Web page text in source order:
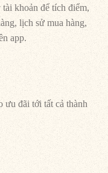
khoản để tích điểm,
lịch sử mua hàng,
app.
ưu đãi tới tất cả thành